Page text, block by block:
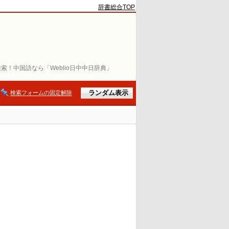
！中国語なら「Weblio日中中日辞典」
辞書総合TOP
検索フォームの固定解除